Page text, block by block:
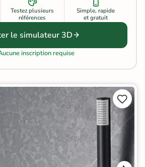
Testez plusieurs
références
Simple, rapide
et gratuit
le simulateur 3D
inscription requise

